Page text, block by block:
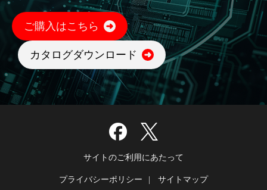
ご購入はこちら
カタログダウンロード
サイトのご利用にあたって
プライバシーポリシー サイトマップ